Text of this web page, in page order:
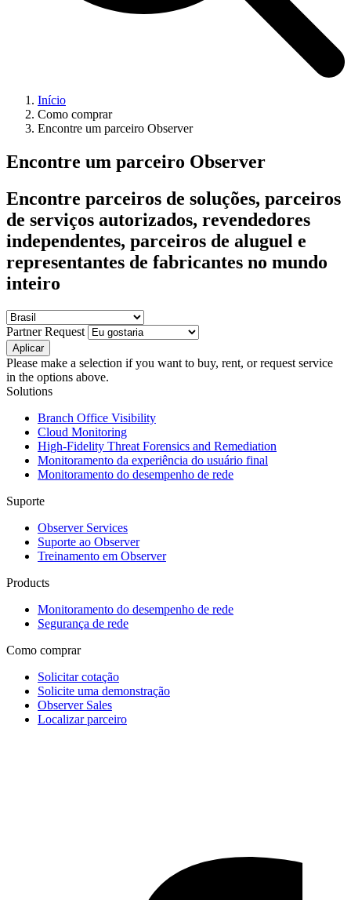
Início
Como comprar
Encontre um parceiro Observer
Encontre um parceiro Observer
Encontre parceiros de soluções, parceiros
de serviços autorizados, revendedores
independentes, parceiros de aluguel e
representantes de fabricantes no mundo
inteiro
Partner Request
Aplicar
Please make a selection if you want to buy, rent, or request service
in the options above.
Solutions
Branch Office Visibility
Cloud Monitoring
High-Fidelity Threat Forensics and Remediation
Monitoramento da experiência do usuário final
Monitoramento do desempenho de rede
Suporte
Observer Services
Suporte ao Observer
Treinamento em Observer
Products
Monitoramento do desempenho de rede
Segurança de rede
Como comprar
Solicitar cotação
Solicite uma demonstração
Observer Sales
Localizar parceiro